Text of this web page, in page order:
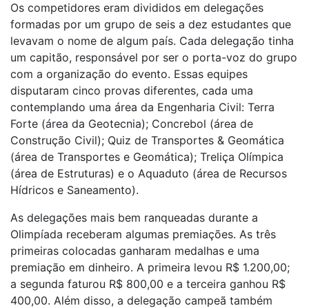
Os competidores eram divididos em delegações
formadas por um grupo de seis a dez estudantes que
levavam o nome de algum país. Cada delegação tinha
um capitão, responsável por ser o porta-voz do grupo
com a organização do evento. Essas equipes
disputaram cinco provas diferentes, cada uma
contemplando uma área da Engenharia Civil: Terra
Forte (área da Geotecnia); Concrebol (área de
Construção Civil); Quiz de Transportes & Geomática
(área de Transportes e Geomática); Treliça Olímpica
(área de Estruturas) e o Aquaduto (área de Recursos
Hídricos e Saneamento).
As delegações mais bem ranqueadas durante a
Olimpíada receberam algumas premiações. As três
primeiras colocadas ganharam medalhas e uma
premiação em dinheiro. A primeira levou R$ 1.200,00;
a segunda faturou R$ 800,00 e a terceira ganhou R$
400,00. Além disso, a delegação campeã também